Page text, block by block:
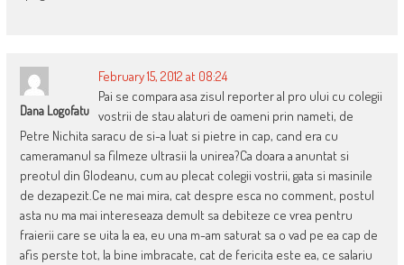
Dana Logofatu
February 15, 2012 at 08:24
Pai se compara asa zisul reporter al pro ului cu colegii
vostrii de stau alaturi de oameni prin nameti, de
Petre Nichita saracu de si-a luat si pietre in cap, cand era cu
cameramanul sa filmeze ultrasii la unirea?Ca doara a anuntat si
preotul din Glodeanu, cum au plecat colegii vostrii, gata si masinile
de dezapezit.Ce ne mai mira, cat despre esca no comment, postul
asta nu ma mai intereseaza demult sa debiteze ce vrea pentru
fraierii care se uita la ea, eu una m-am saturat sa o vad pe ea cap de
afis perste tot, la bine imbracate, cat de fericita este ea, ce salariu